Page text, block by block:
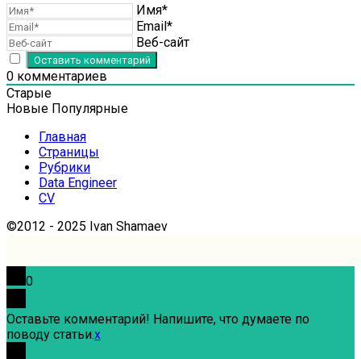
Имя*
Email*
Веб-сайт
0 комментариев
Старые
Новые Популярные
Главная
Страницы
Рубрики
Data Engineer
CV
©2012 - 2025 Ivan Shamaev
0
Оставьте комментарий! Напишите, что думаете по
поводу статьи.x